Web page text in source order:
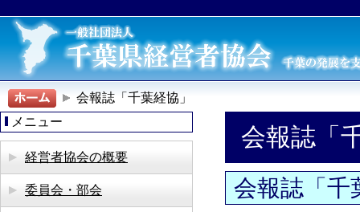
会報誌「千葉経協」
メニュー
経営者協会の概要
委員会・部会
会報誌「
会報誌「千